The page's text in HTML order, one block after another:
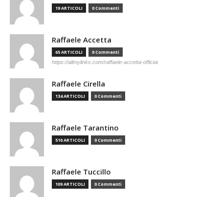
19 ARTICOLI 0 Commenti
Raffaele Accetta
65 ARTICOLI 0 Commenti
https://allmylinks.com/raffaele-accetta-official
Raffaele Cirella
134 ARTICOLI 0 Commenti
Raffaele Tarantino
510 ARTICOLI 0 Commenti
Raffaele Tuccillo
109 ARTICOLI 0 Commenti